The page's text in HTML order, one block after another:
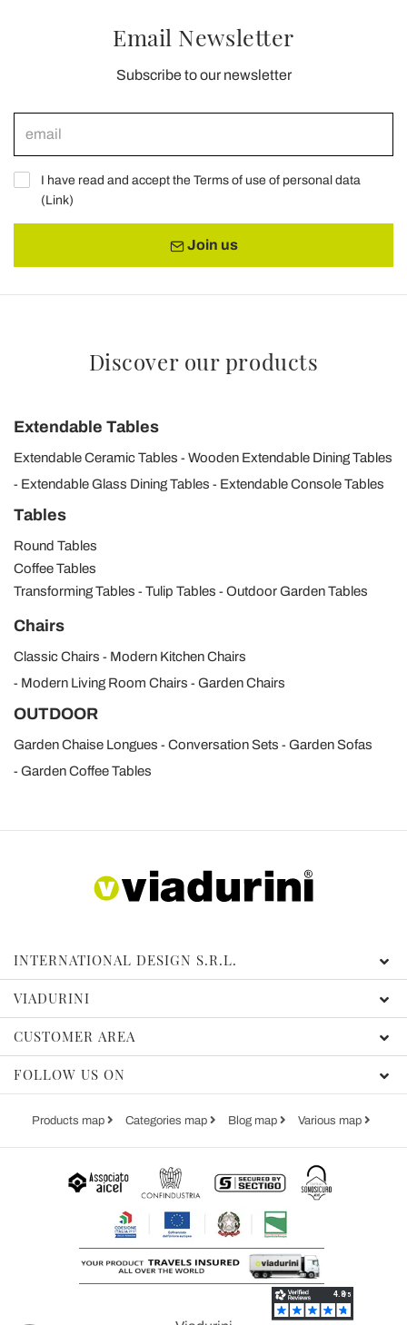
Email Newsletter
Subscribe to our newsletter
I have read and accept the Terms of use of personal data
(Link)
Join us
Discover our products
Extendable Tables
Extendable Ceramic Tables
Wooden Extendable Dining Tables
Extendable Glass Dining Tables
Extendable Console Tables
Tables
Round Tables
Coffee Tables
Transforming Tables
Tulip Tables Outdoor Garden Tables
Chairs
Classic Chairs
Modern Kitchen Chairs
Modern Living Room Chairs
Garden Chairs
OUTDOOR
Garden Chaise Longues Conversation Sets
Garden Sofas
Garden Coffee Tables
INTERNATIONAL DESIGN S.R.L.
VIADURINI
CUSTOMER AREA
FOLLOW US ON
Products map Categories map Blog map Various map